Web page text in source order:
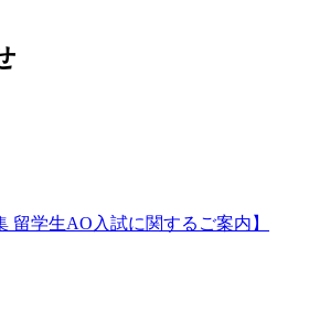
留学生AO入試に関するご案内】